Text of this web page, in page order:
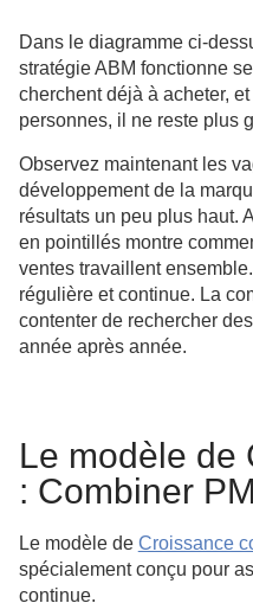
Dans le diagramme ci-
stratégie ABM fonctionne
cherchent déjà à acheter,
personnes, il ne reste plus
Observez maintenant les
développement de la
résultats un peu plus haut.
en pointillés montre
ventes travaillent
régulière et continue. La
contenter de rechercher
année après année.
Le modèle de
: Combiner
Le modèle de Croissance
spécialement conçu pour
continue.